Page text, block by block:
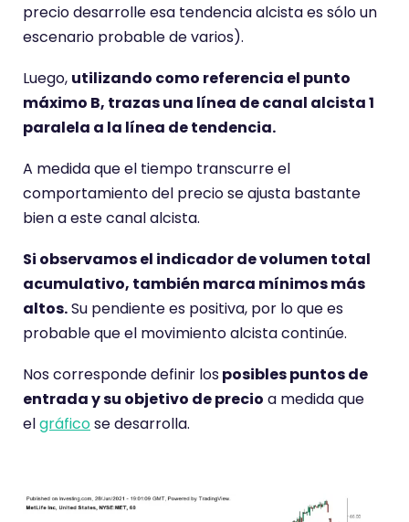
precio desarrolle esa tendencia alcista es sólo un
escenario probable de varios).
Luego, utilizando como referencia el punto
máximo B, trazas una línea de canal alcista 1
paralela a la línea de tendencia.
A medida que el tiempo transcurre el
comportamiento del precio se ajusta bastante
bien a este canal alcista.
Si observamos el indicador de volumen total
acumulativo, también marca mínimos más
altos.Su pendiente es positiva, por lo que es
probable que el movimiento alcista continúe.
Nos corresponde definir losposibles puntos de
entrada y su objetivo de precio a medida que
elgráficose desarrolla.